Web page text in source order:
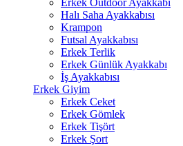
Erkek Outdoor Ayakkabı
Halı Saha Ayakkabısı
Krampon
Futsal Ayakkabısı
Erkek Terlik
Erkek Günlük Ayakkabı
İş Ayakkabısı
Erkek Giyim
Erkek Ceket
Erkek Gömlek
Erkek Tişört
Erkek Şort